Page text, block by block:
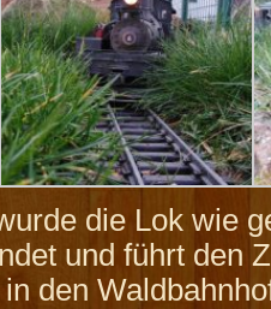
die Lok wie
und führt den
den